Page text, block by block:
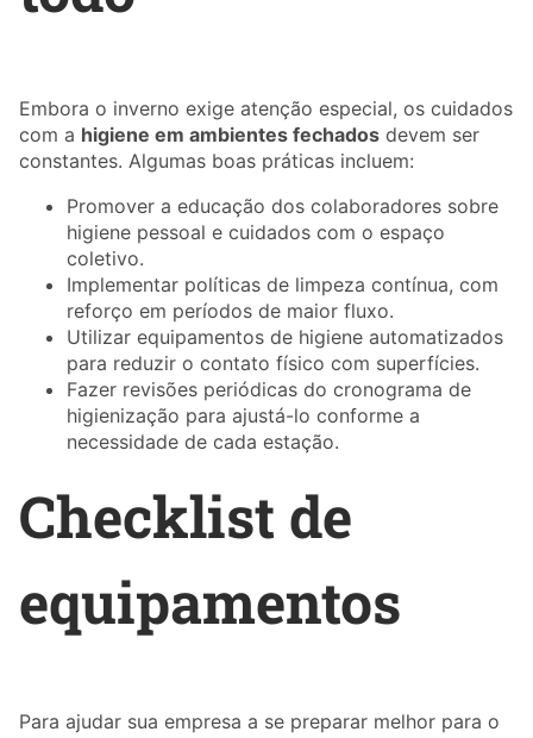
Embora o inverno exige atenção especial, os cuidados
com a higiene em ambientes fechados devem ser
constantes. Algumas boas práticas incluem:
Promover a educação dos colaboradores sobre
higiene pessoal e cuidados com o espaço
coletivo.
Implementar políticas de limpeza contínua, com
reforço em períodos de maior fluxo.
Utilizar equipamentos de higiene automatizados
para reduzir o contato físico com superfícies.
Fazer revisões periódicas do cronograma de
higienização para ajustá-lo conforme a
necessidade de cada estação.
Checklist de
equipamentos
Para ajudar sua empresa a se preparar melhor para o